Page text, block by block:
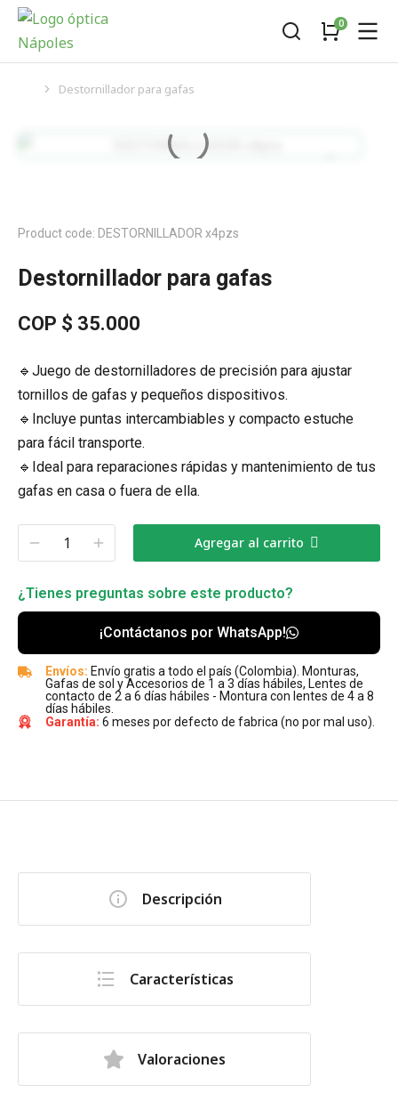
You are here:
Destornillador para gafas
Product code: DESTORNILLADOR x4pzs
Destornillador para gafas
COP $ 35.000
🔹Juego de destornilladores de precisión para ajustar
tornillos de gafas y pequeños dispositivos.
🔹Incluye puntas intercambiables y compacto estuche
para fácil transporte.
🔹Ideal para reparaciones rápidas y mantenimiento de tus
gafas en casa o fuera de ella.
Agregar al carrito
¿Tienes preguntas sobre este producto?
¡Contáctanos por WhatsApp!
Envíos: Envío gratis a todo el país (Colombia). Monturas,
Gafas de sol y Accesorios de 1 a 3 días hábiles, Lentes de
contacto de 2 a 6 días hábiles - Montura con lentes de 4 a 8
días hábiles.
Garantía: 6 meses por defecto de fabrica (no por mal uso).
Descripción
Características
Valoraciones